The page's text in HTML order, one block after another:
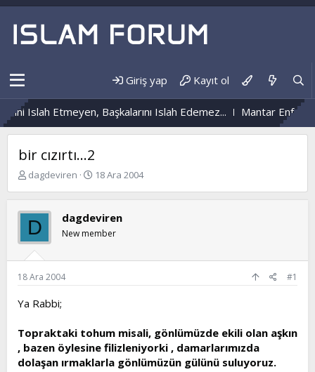
Giriş yap Kayıt ol
Islah Etmeyen, Başkalarını Islah Edemez... Mantar
bir cızırtı...2
K
b
u
y
u
b
a
l
a
n
dagdeviren
B
a
n
ı
h
i
18 Ara 2004
D dagdeviren
New member
18 Ara 2004 #1
Ya Rabbi;
Topraktaki tohum misali, gönlümüzde ekili olan aşkın
, bazen öylesine filizleniyorki , damarlarımızda
dolaşan ırmaklarla gönlümüzün gülünü suluyoruz.